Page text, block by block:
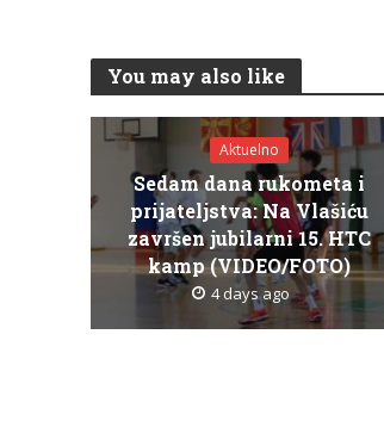
You may also like
Aktuelno
Sedam dana rukometa i
prijateljstva: Na Vlašiću
završen jubilarni 15. HTC
kamp (VIDEO/FOTO)
4 days ago